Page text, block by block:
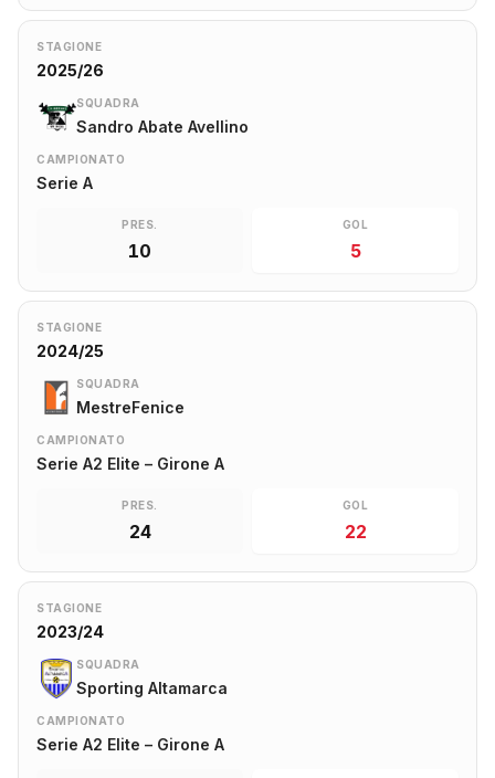
STAGIONE
2025/26
SQUADRA
Sandro Abate Avellino
CAMPIONATO
Serie A
PRES.
10
GOL
5
STAGIONE
2024/25
SQUADRA
MestreFenice
CAMPIONATO
Serie A2 Elite – Girone A
PRES.
24
GOL
22
STAGIONE
2023/24
SQUADRA
Sporting Altamarca
CAMPIONATO
Serie A2 Elite – Girone A